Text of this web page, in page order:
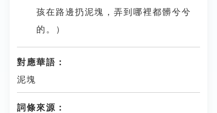
孩在路邊扔泥塊，弄到哪裡都髒兮兮
的。）
對應華語：
泥塊
詞條來源：